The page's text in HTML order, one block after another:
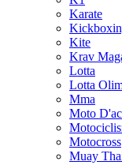
Karate
Kite
Krav
Lotta
Lotta
Mma
Moto
Motocross
Muay